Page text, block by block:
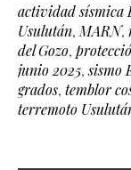
actividad sísmica
Usulután, MARN,
del Gozo,
junio 2025,sismo
grados, temblor
terremoto